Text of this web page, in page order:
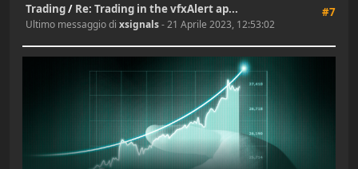
#7
Trading/ Re: Trading in the vfxAlert ap...
Ultimo messaggio di xsignals- 21 Aprile 2023, 12:53:02